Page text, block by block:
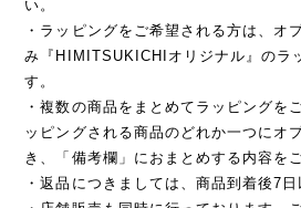
い。
・ラッピングをご希望される方は、オ
み『HIMITSUKICHIオリジナル』のラ
す。
・複数の商品をまとめてラッピングを
ッピングされる商品のどれか一つにオ
き、「備考欄」におまとめする内容を
・返品につきましては、商品到着後7日